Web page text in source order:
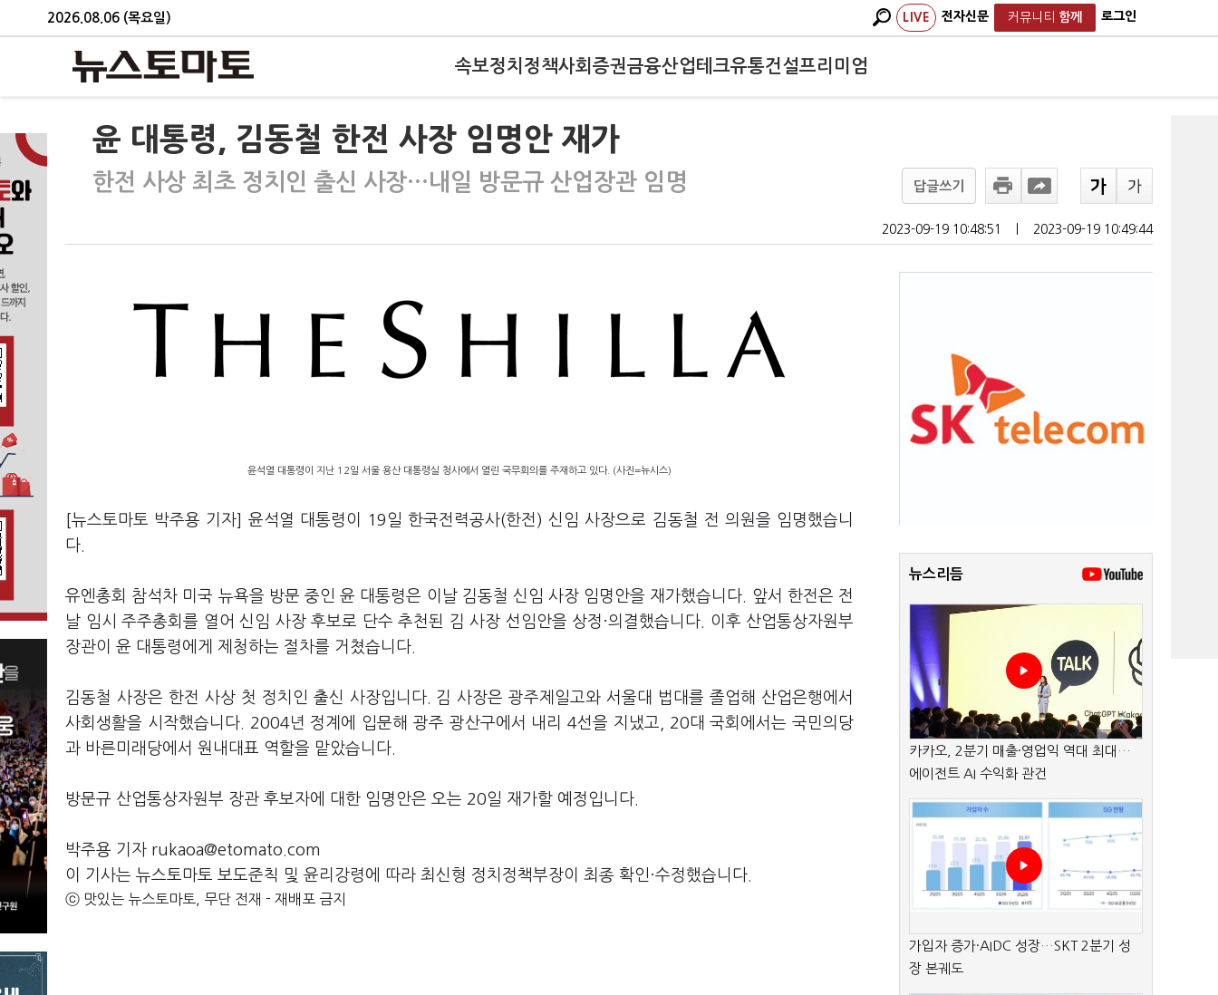
2026.08.06 (목요일) LIVE 전자신문 커뮤니티 함께 로그인
속보정치 정책사회 증권금융산업테크유통건설프리미엄
윤 대통령, 김동철 한전 사장 임명안 재가
한전 사상 최초 정치인 출신 사장…내일 방문규 산업장관 임명 답글쓰기
2023-09-19 10:48:51 2023-09-19 10:49:44
윤석열 대통령이 지난 12일 서울 용산 대통령실 청사에서 열린 국무회의를 주재하고 있다. (사진=뉴시스)
[뉴스토마토 박주용 기자] 윤석열 대통령이 19일 한국전력공사(한전) 신임 사장으로 김동철 전 의원을 임명했습니
다.
유엔총회 참석차 미국 뉴욕을 방문 중인 윤 대통령은 이날 김동철 신임 사장 임명안을 재가했습니다. 앞서 한전은 전
날 임시 주주총회를 열어 신임 사장 후보로 단수 추천된 김 사장 선임안을 상정·의결했습니다. 이후 산업통상자원부
장관이 윤 대통령에게 제청하는 절차를 거쳤습니다.
김동철 사장은 한전 사상 첫 정치인 출신 사장입니다. 김 사장은 광주제일고와 서울대 법대를 졸업해 산업은행에서
사회생활을 시작했습니다. 2004년 정계에 입문해 광주 광산구에서 내리 4선을 지냈고, 20대 국회에서는 국민의당
과 바른미래당에서 원내대표 역할을 맡았습니다.
방문규 산업통상자원부 장관 후보자에 대한 임명안은 오는 20일 재가할 예정입니다.
박주용 기자 rukaoa@etomato.com
이 기사는 뉴스토마토 보도준칙 및 윤리강령에 따라 최신형 정치정책부장이 최종 확인·수정했습니다.
ⓒ 맛있는 뉴스토마토, 무단 전재 - 재배포 금지
뉴스리듬
카카오, 2분기 매출·영업익 역대 최대…
에이전트 AI 수익화 관건
가입자 증가·AIDC 성장…SKT 2분기 성
장 본궤도